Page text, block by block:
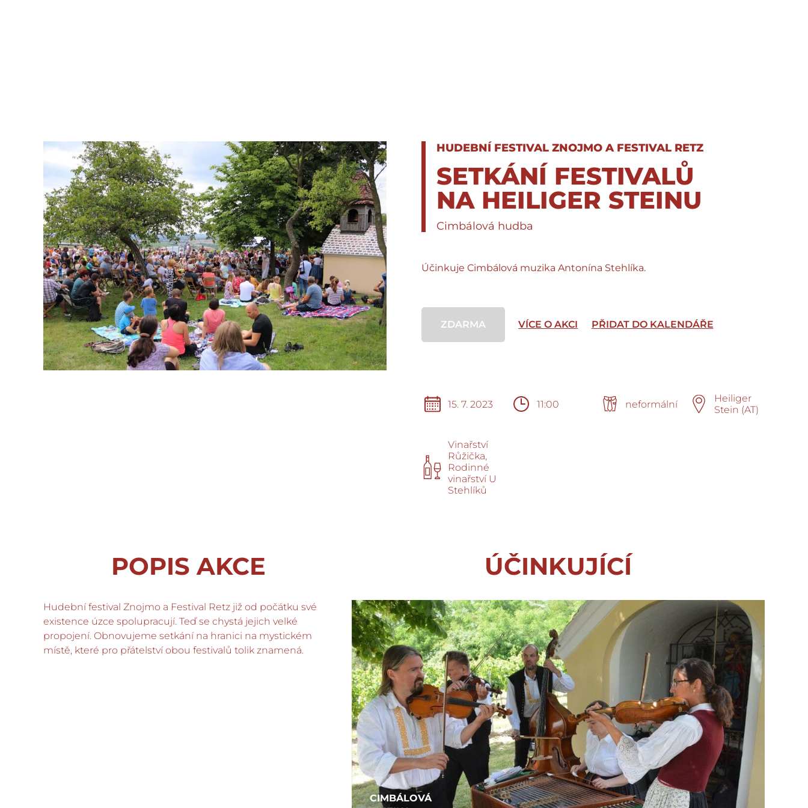
HUDEBNÍ FESTIVAL ZNOJMO A FESTIVAL RETZ
SETKÁNÍ FESTIVALŮ
NA HEILIGER STEINU
Cimbálová hudba
Účinkuje Cimbálová muzika Antonína Stehlíka.
ZDARMA VÍCE O AKCI PŘIDAT DO KALENDÁŘE
15. 7. 2023 11:00 neformální
Heiliger
Stein (AT)
Vinařství
Růžička,
Rodinné
vinařství U
Stehlíků
POPIS AKCE
Hudební festival Znojmo a Festival Retz již od počátku své
existence úzce spolupracují. Teď se chystá jejich velké
propojení. Obnovujeme setkání na hranici na mystickém
místě, které pro přátelství obou festivalů tolik znamená.
ÚČINKUJÍCÍ
CIMBÁLOVÁ